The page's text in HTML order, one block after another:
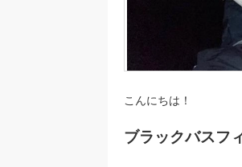
こんにちは！
ブラックバスフ